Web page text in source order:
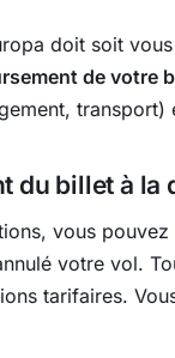
doit soit
de votre
du billet à la
vous
votre vol.
tarifaires.